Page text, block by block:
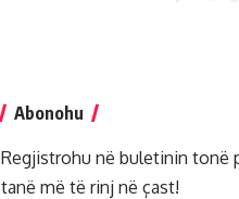
Abonohu
Regjistrohu në buletinin tonë
tanë më të rinj në çast!